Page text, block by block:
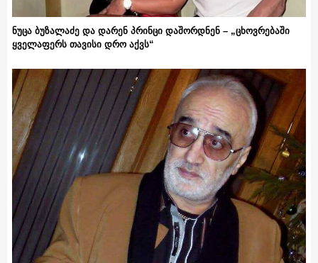
ნუცა ბუზალაძე და დარენ პრინცი დაშორდნენ – „ცხოვრებაში
ყველაფერს თავისი დრო აქვს“